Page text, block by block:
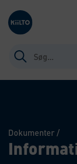
Kiilto Denmark
Søg
efter:
Dokumenter /